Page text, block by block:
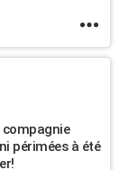
compagnie
périmées à été